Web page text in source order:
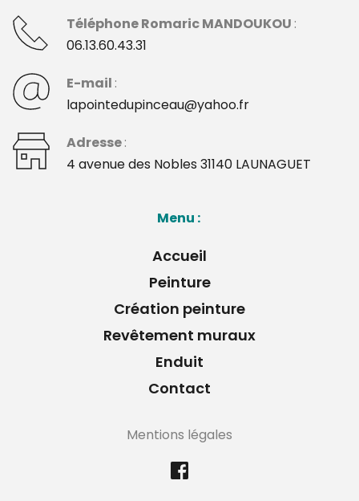
Menu :
Accueil
Peinture
Création peinture
Revêtement muraux
Enduit
Contact
Téléphone Romaric MANDOUKOU :
06.13.60.43.31
E-mail :
lapointedupinceau@yahoo.fr
Adresse :
﻿4 avenue des Nobles 31140 LAUNAGUET
Mentions légales